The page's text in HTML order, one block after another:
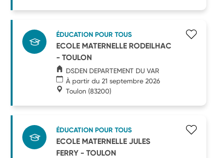
ÉDUCATION POUR TOUS
ECOLE MATERNELLE RODEILHAC
- TOULON
DSDEN DEPARTEMENT DU VAR
À partir du 21 septembre 2026
Toulon (83200)
ÉDUCATION POUR TOUS
ECOLE MATERNELLE JULES
FERRY - TOULON